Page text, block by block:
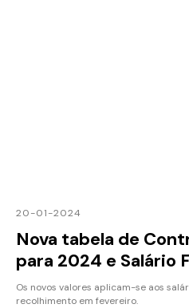
20-01-2024
Nova tabela de
para 2024 e Salário
Os novos valores aplicam-se aos
recolhimento em fevereiro.